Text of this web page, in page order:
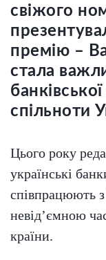
свіжого
премію –
стала
спільноти
Цього року
українські
співпрацюють
невід’ємною
країни.